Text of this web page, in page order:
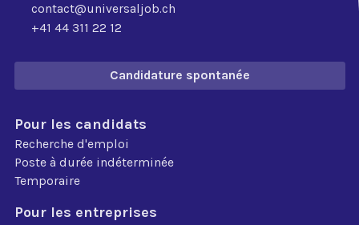
contact@universaljob.ch
+41 44 311 22 12
Candidature spontanée
Pour les candidats
Recherche d'emploi
Poste à durée indéterminée
Temporaire
Pour les entreprises